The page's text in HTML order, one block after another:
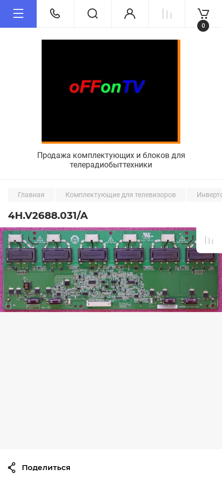
Продажа комплектующих и блоков для
телерадиобыттехники
0
Главная Комплектующие для телевизоров
4H.V2688.031/A
Поделиться